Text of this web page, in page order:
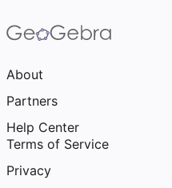
About
Partners
Help Center
Terms of Service
Privacy